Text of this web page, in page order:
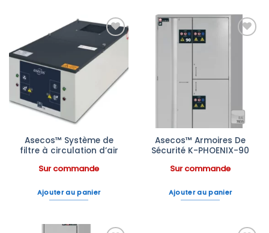
à la liste
d’envies
Asecos™ Système de
filtre à circulation d’air
Sur commande
Ajouter au panier
d’envies
Asecos™ Armoires De
Sécurité K-PHOENIX-90
Sur commande
Ajouter au panier